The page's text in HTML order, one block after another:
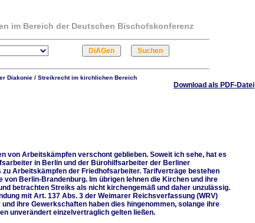
im Bereich der Deutschen Bischofskonferenz
Diakonie / Streikrecht im kirchlichen Bereich
Download als PDF-Datei
von Arbeitskämpfen verschont geblieben. Soweit ich sehe, hat es
in Berlin und der Bürohilfsarbeiter der Berliner
Arbeitskämpfen der Friedhofsarbeiter. Tarifverträge bestehen
Berlin-Brandenburg. Im übrigen lehnen die Kirchen und ihre
betrachten Streiks als nicht kirchengemäß und daher unzulässig.
mit Art. 137 Abs. 3 der Weimarer Reichsverfassung (WRV)
ihre Gewerkschaften haben dies hingenommen, solange ihre
unverändert einzelvertraglich gelten ließen.